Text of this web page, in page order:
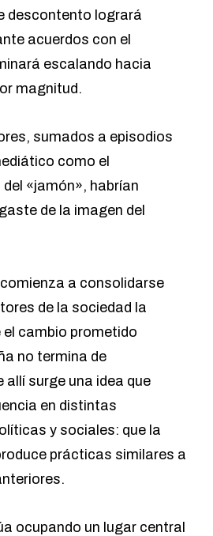
descontento logrará
acuerdos con el
escalando hacia
magnitud.
sumados a episodios
como el
«jamón», habrían
de la imagen del
a consolidarse
de la sociedad la
el cambio prometido
no termina de
surge una idea que
en distintas
y sociales: que la
prácticas similares a
ocupando un lugar central